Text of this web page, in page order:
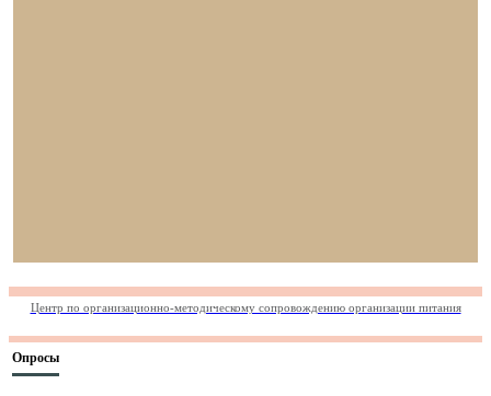
Центр по организационно-методическому сопровождению организации питания
Опросы